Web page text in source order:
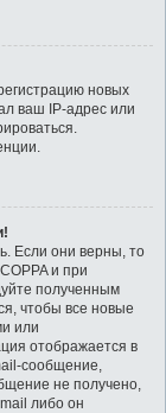
новых
ваш IP-адрес или
Если они верны, то
и при
полученным
чтобы все новые
или
отображается в
сообщение,
не получено,
либо он